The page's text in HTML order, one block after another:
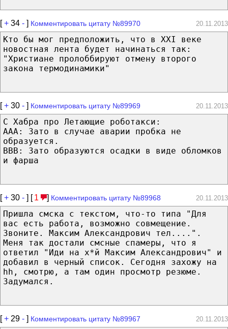
[+ 34 - ] Комментировать цитату №89970 20.11.2013
Кто бы мог предположить, что в XXI веке
новостная лента будет начинаться так:
"Христиане пролоббируют отмену второго
закона термодинамики"
[+ 30 - ] Комментировать цитату №89969 20.11.2013
С Хабра про Летающие роботакси:
AAA: Зато в случае аварии пробка не
образуется.
BBB: Зато образуются осадки в виде обломков
и фарша
[+ 30 - ] [ 1 ] Комментировать цитату №89968 20.11.2013
Пришла смска с текстом, что-то типа "Для
вас есть работа, возможно совмещение.
Звоните. Максим Александрович тел....".
Меня так достали смсные спамеры, что я
ответил "Иди на х*й Максим Александрович" и
добавил в черный список. Сегодня захожу на
hh, смотрю, а там один просмотр резюме.
Задумался.
[+ 29 - ] Комментировать цитату №89967 20.11.2013